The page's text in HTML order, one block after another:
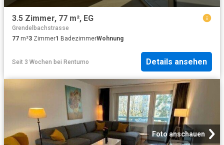
3.5 Zimmer, 77 m², EG
Grendelbachstrasse
77 m²3 Zimmer1 BadezimmerWohnung
Seit 3 Wochen bei Rentumo Details ansehen
Foto anschauen